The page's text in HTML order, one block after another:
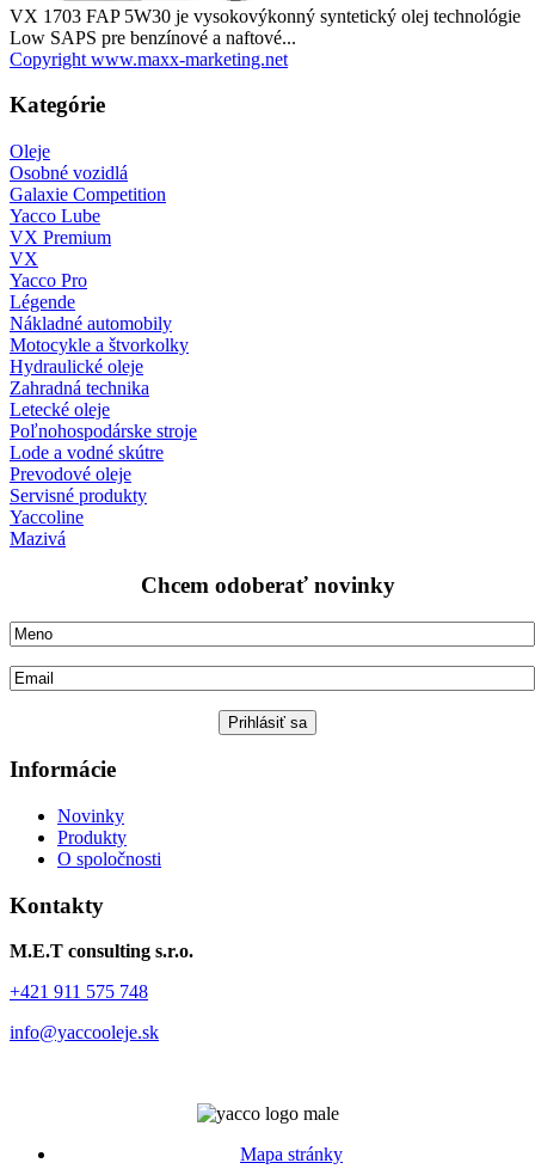
VX 1703 FAP 5W30 je vysokovýkonný syntetický olej technológie
Low SAPS pre benzínové a naftové...
Copyright www.maxx-marketing.net
Kategórie
Oleje
Osobné vozidlá
Galaxie Competition
Yacco Lube
VX Premium
VX
Yacco Pro
Légende
Nákladné automobily
Motocykle a štvorkolky
Hydraulické oleje
Zahradná technika
Letecké oleje
Poľnohospodárske stroje
Lode a vodné skútre
Prevodové oleje
Servisné produkty
Yaccoline
Mazivá
Chcem odoberať novinky
Informácie
Novinky
Produkty
O spoločnosti
Kontakty
M.E.T consulting s.r.o.
+421 911 575 748
info@yaccooleje.sk
Mapa stránky